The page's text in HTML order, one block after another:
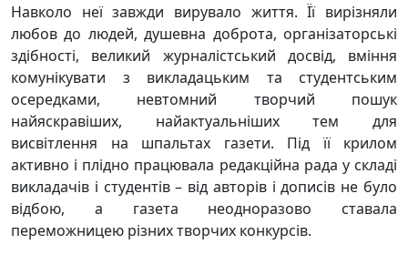
Навколо неї завжди вирувало життя. Її вирізняли
любов до людей, душевна доброта, організаторські
здібності, великий журналістський досвід, вміння
комунікувати з викладацьким та студентським
осередками, невтомний творчий пошук
найяскравіших, найактуальніших тем для
висвітлення на шпальтах газети. Під її крилом
активно і плідно працювала редакційна рада у складі
викладачів і студентів – від авторів і дописів не було
відбою, а газета неодноразово ставала
переможницею різних творчих конкурсів.